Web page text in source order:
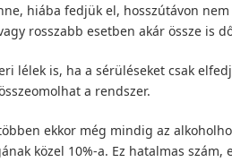
hiába fedjük el, hosszútávon
rosszabb esetben akár össze is
lélek is, ha a sérüléseket csak
a rendszer.
ekkor még mindig az
közel 10%-a. Ez hatalmas